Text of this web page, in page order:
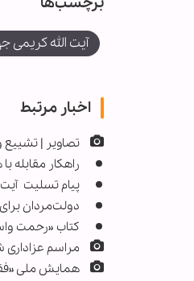
آیت الله کریمی
اخبار مرتبط
تصاویر |
راهکار
پیام تسلیت
دولت‌مردان
کتاب «رحمت
مراسم
همایش ملی